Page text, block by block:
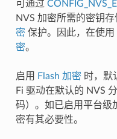
可通过
NVS 加密所需的密钥
密 保护。因此，在使用
密。
启用 Flash 加密 时，默
Fi 驱动在默认的 NVS
码）。如已启用平台级
密有其必要性。